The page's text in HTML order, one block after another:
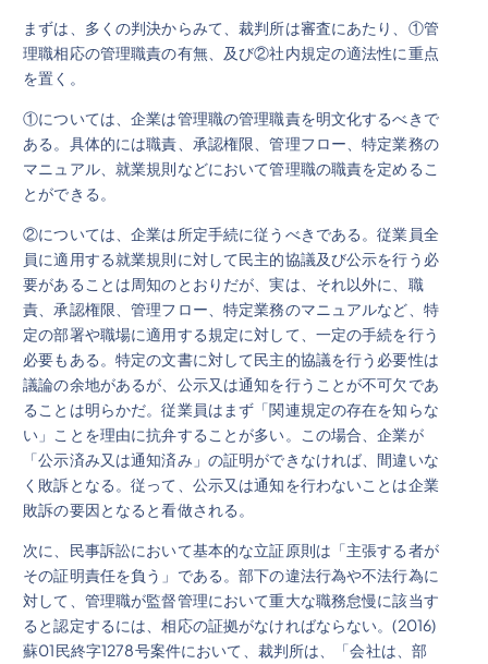
まずは、多くの判決からみて、裁判所は審査にあたり、①管
理職相応の管理職責の有無、及び②社内規定の適法性に重点
を置く。
①については、企業は管理職の管理職責を明文化するべきで
ある。具体的には職責、承認権限、管理フロー、特定業務の
マニュアル、就業規則などにおいて管理職の職責を定めるこ
とができる。
②については、企業は所定手続に従うべきである。従業員全
員に適用する就業規則に対して民主的協議及び公示を行う必
要があることは周知のとおりだが、実は、それ以外に、職
責、承認権限、管理フロー、特定業務のマニュアルなど、特
定の部署や職場に適用する規定に対して、一定の手続を行う
必要もある。特定の文書に対して民主的協議を行う必要性は
議論の余地があるが、公示又は通知を行うことが不可欠であ
ることは明らかだ。従業員はまず「関連規定の存在を知らな
い」ことを理由に抗弁することが多い。この場合、企業が
「公示済み又は通知済み」の証明ができなければ、間違いな
く敗訴となる。従って、公示又は通知を行わないことは企業
敗訴の要因となると看做される。
次に、民事訴訟において基本的な立証原則は「主張する者が
その証明責任を負う」である。部下の違法行為や不法行為に
対して、管理職が監督管理において重大な職務怠慢に該当す
ると認定するには、相応の証拠がなければならない。(2016)
蘇01民終字1278号案件において、裁判所は、「会社は、部